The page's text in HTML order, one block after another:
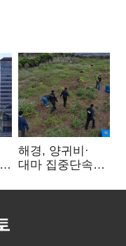
해경, 양귀비·
대마 집중단속…
249명 검거